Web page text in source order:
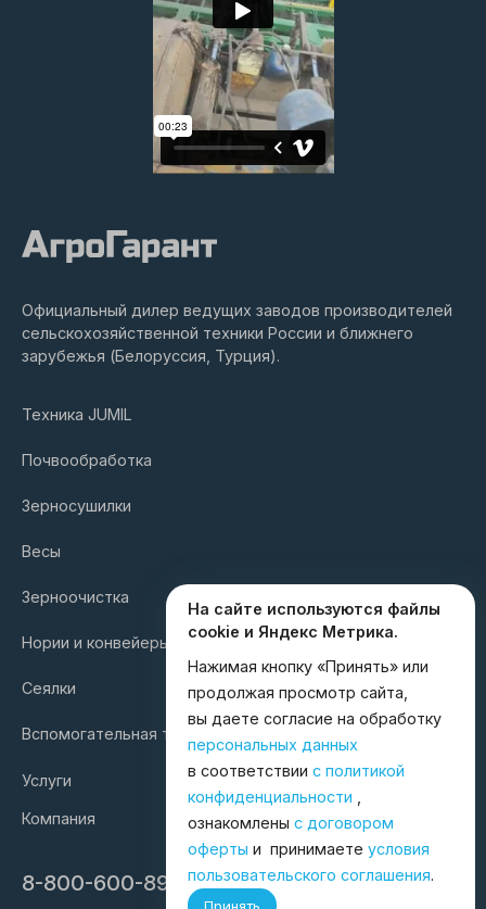
Официальный дилер ведущих заводов производителей
сельскохозяйственной техники России и ближнего
зарубежья (Белоруссия, Турция).
Техника JUMIL
Почвообработка
Зерносушилки
Весы
Зерноочистка
Нории и конвейеры
Сеялки
Вспомогательная техника
Услуги
Компания
8-800-600-8998
На сайте используются файлы
cookie и Яндекс Метрика.
Нажимая кнопку «Принять» или
продолжая просмотр сайта,
вы даете согласие на обработку
персональных данных
в соответствии с политикой
конфиденциальности
ознакомлены с договором
оферты и принимаете условия
пользовательского соглашения.
Принять